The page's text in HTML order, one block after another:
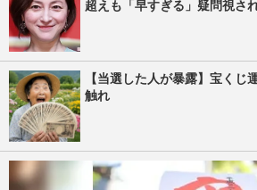
超えも「早すぎる」疑問視さ
【当選した人が暴露】宝くじ
触れ